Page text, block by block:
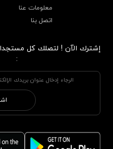
معلومات عنا
اتصل بنا
إشترك الآن ! لتصلك كل
: